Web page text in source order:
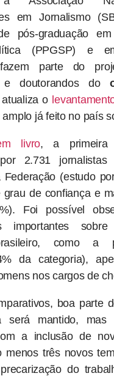
em Jornalismo
pós-graduação
(PPGSP) e
parte do
e doutorandos do
o
amplo já feito no país
livro, a primeira
por 2.731
Federação (estudo
de confiança e
Foi possível
importantes
como a
da categoria),
nos cargos de
boa parte
será mantido, mas
a inclusão de
menos três novos
do